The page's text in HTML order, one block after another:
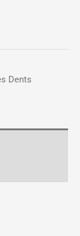
Dents